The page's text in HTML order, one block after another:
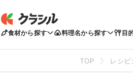
食材から探す 料理名から探す 目
TOP レシピ